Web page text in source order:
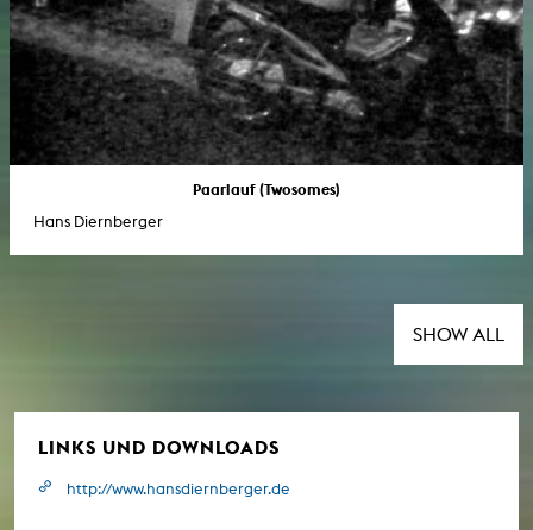
Paarlauf (Twosomes)
Hans Diernberger
SHOW ALL
LINKS UND DOWNLOADS
http://www.hansdiernberger.de